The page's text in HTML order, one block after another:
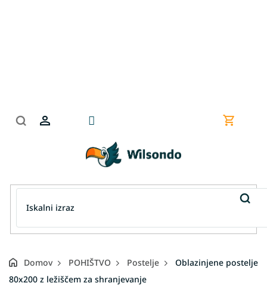
Domov POHIŠTVO Postelje
Oblazinjene postelje
80x200 z ležiščem za shranjevanje